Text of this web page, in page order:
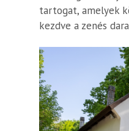
tartogat, amelyek
kezdve a zenés